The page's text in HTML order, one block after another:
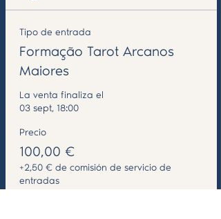
Tipo de entrada
Formação Tarot Arcanos
Maiores
La venta finaliza el
03 sept, 18:00
Precio
100,00 €
+2,50 € de comisión de servicio de
entradas